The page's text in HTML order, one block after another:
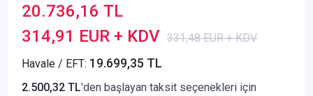
20.736,16 TL
314,91 EUR + KDV 331,48 EUR + KDV
Havale / EFT: 19.699,35 TL
2.500,32 TL'den başlayan taksit seçenekleri için